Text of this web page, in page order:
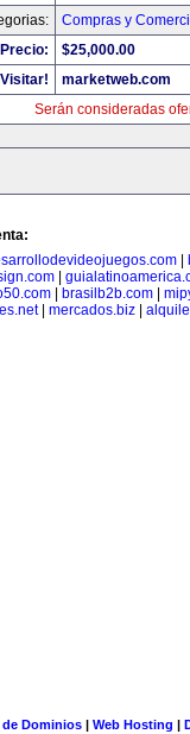
Compras y
Precio:
$25,000.00
Visitar!
marketweb.com
Serán consideradas
|
brasilb2b.com
| mercados.biz|
Dominios| Web Hosting |